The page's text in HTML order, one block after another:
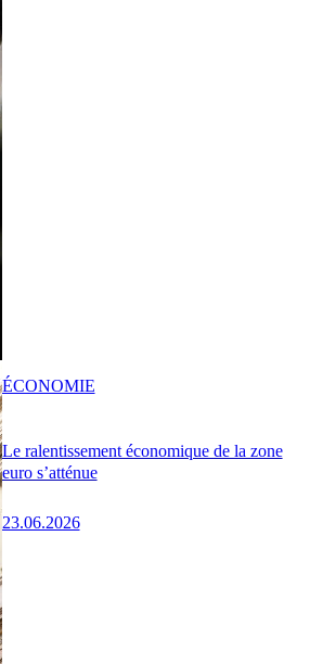
Le ralentissement économique de la zone
euro s’atténue
23.06.2026
ÉCONOMIE